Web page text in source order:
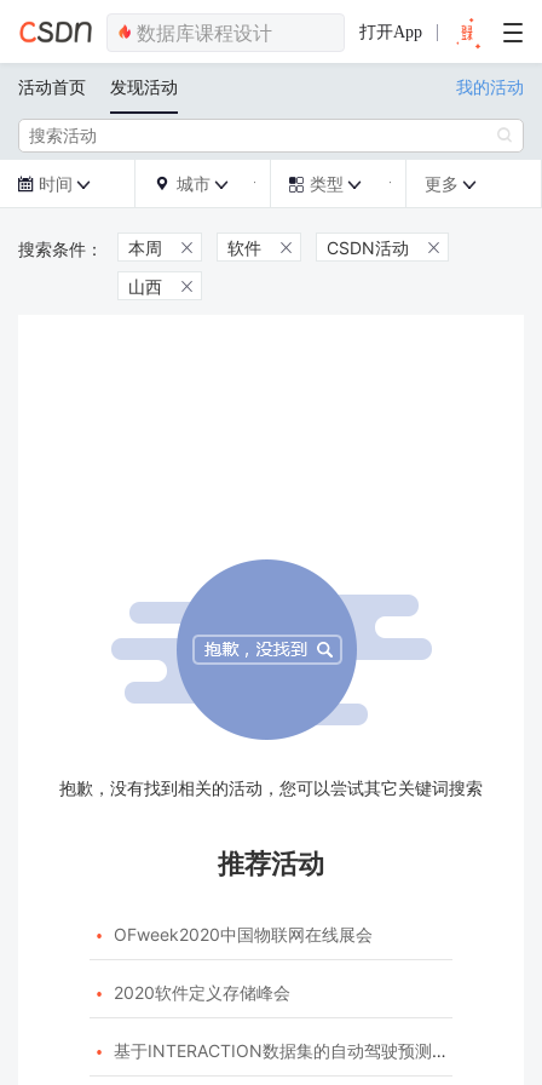
打开App
活动首页 发现活动 我的活动

 时间   城市   类型  更多 
本周  软件  CSDN活动 
山西 
抱歉，没有找到相关的活动，您可以尝试其它关键词搜索
推荐活动
 OFweek2020中国物联网在线展会
 2020软件定义存储峰会
 基于INTERACTION数据集的自动驾驶预测模型挑战赛